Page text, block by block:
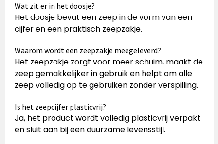
Wat zit er in het doosje?
Het doosje bevat een zeep in de vorm van een
cijfer en een praktisch zeepzakje.
Waarom wordt een zeepzakje meegeleverd?
Het zeepzakje zorgt voor meer schuim, maakt de
zeep gemakkelijker in gebruik en helpt om alle
zeep volledig op te gebruiken zonder verspilling.
Is het zeepcijfer plasticvrij?
Ja, het product wordt volledig plasticvrij verpakt
en sluit aan bij een duurzame levensstijl.